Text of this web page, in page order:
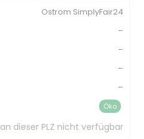
Ostrom SimplyFair24
–
–
–
–
Öko
an dieser PLZ nicht verfügbar